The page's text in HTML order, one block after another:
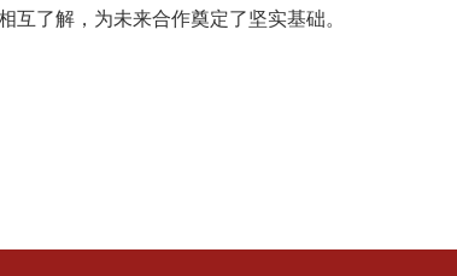
互了解，为未来合作奠定了坚实基础。